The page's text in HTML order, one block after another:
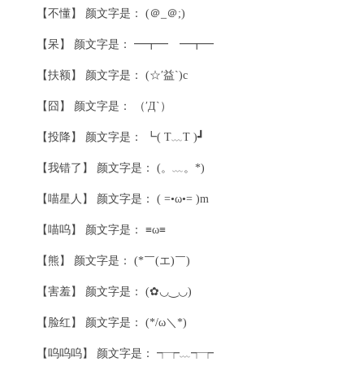
【不懂】 颜文字是： (＠_＠;)
【呆】 颜文字是： ━┳━ ━┳━
【扶额】 颜文字是： (☆′益`)c
【囧】 颜文字是： （′Д`）
【投降】 颜文字是： ┗( T﹏T )┛
【我错了】 颜文字是： (。﹏。*)
【喵星人】 颜文字是： ( =•ω•= )m
【喵呜】 颜文字是： ≡ω≡
【熊】 颜文字是： (*￣(エ)￣)
【害羞】 颜文字是： (✿◡‿◡)
【脸红】 颜文字是： (*/ω＼*)
【呜呜呜】 颜文字是： ┭┮﹏┭┮